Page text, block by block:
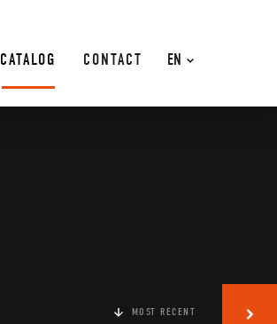
EN
CATALOG CONTACT
MOST RECENT